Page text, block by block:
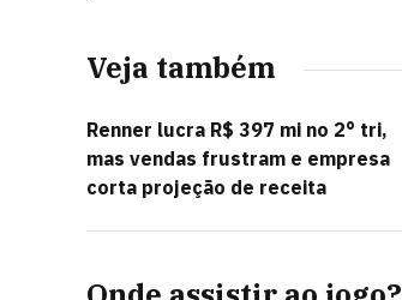
Veja também
Renner lucra R$ 397 mi no 2° tri,
mas vendas frustram e empresa
corta projeção de receita